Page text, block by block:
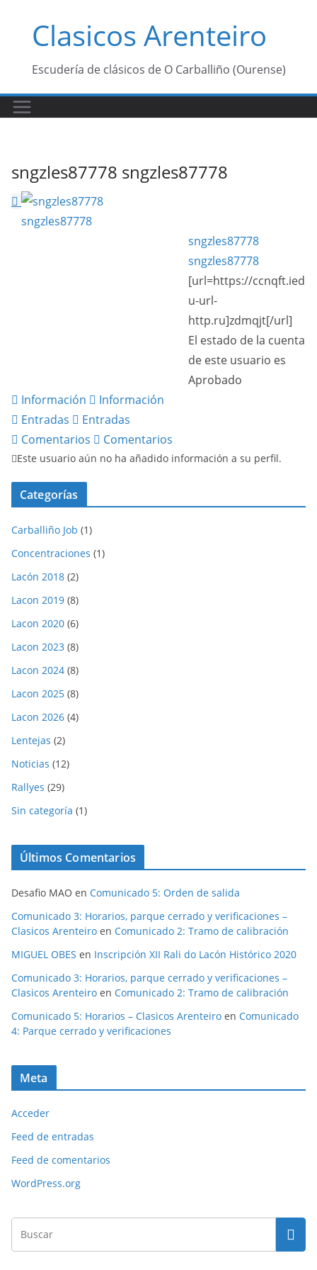
contenidoClasicos Arenteiro
Escudería de clásicos de O Carballiño (Ourense)
sngzles87778 sngzles87778
sngzles87778
sngzles87778
[url=https://ccnqft.ied
u-url-
http.ru]zdmqjt[/url]
El estado de la cuenta
de este usuario es
Aprobado
Información
Información
Entradas
Entradas
Comentarios
Comentarios
Este usuario aún no ha añadido información a su perfil.
Categorías
Carballiño Job (1)
Concentraciones (1)
Lacón 2018 (2)
Lacon 2019 (8)
Lacon 2020 (6)
Lacon 2023 (8)
Lacon 2024 (8)
Lacon 2025 (8)
Lacon 2026 (4)
Lentejas (2)
Noticias (12)
Rallyes (29)
Sin categoría (1)
Últimos Comentarios
Desafio MAO en Comunicado 5: Orden de salida
Comunicado 3: Horarios, parque cerrado y verificaciones –
Clasicos Arenteiro en Comunicado 2: Tramo de calibración
MIGUEL OBES en Inscripción XII Rali do Lacón Histórico 2020
Comunicado 3: Horarios, parque cerrado y verificaciones –
Clasicos Arenteiro en Comunicado 2: Tramo de calibración
Comunicado 5: Horarios – Clasicos Arenteiro en Comunicado
4: Parque cerrado y verificaciones
Meta
Acceder
Feed de entradas
Feed de comentarios
WordPress.org